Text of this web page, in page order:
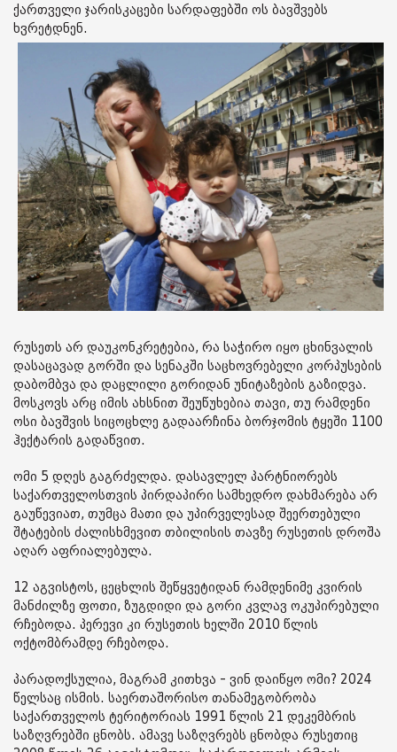
ქართველი ჯარისკაცები სარდაფებში ოს ბავშვებს
ხვრეტდნენ.
რუსეთს არ დაუკონკრეტებია, რა საჭირო იყო ცხინვალის
დასაცავად გორში და სენაკში საცხოვრებელი კორპუსების
დაბომბვა და დაცლილი გორიდან უნიტაზების გაზიდვა.
მოსკოვს არც იმის ახსნით შეუწუხებია თავი, თუ რამდენი
ოსი ბავშვის სიცოცხლე გადაარჩინა ბორჯომის ტყეში 1100
ჰექტარის გადაწვით.
ომი 5 დღეს გაგრძელდა. დასავლელ პარტნიორებს
საქართველოსთვის პირდაპირი სამხედრო დახმარება არ
გაუწევიათ, თუმცა მათი და უპირველესად შეერთებული
შტატების ძალისხმევით თბილისის თავზე რუსეთის დროშა
აღარ აფრიალებულა.
12 აგვისტოს, ცეცხლის შეწყვეტიდან რამდენიმე კვირის
მანძილზე ფოთი, ზუგდიდი და გორი კვლავ ოკუპირებული
რჩებოდა. პერევი კი რუსეთის ხელში 2010 წლის
ოქტომბრამდე რჩებოდა.
პარადოქსულია, მაგრამ კითხვა - ვინ დაიწყო ომი? 2024
წელსაც ისმის. საერთაშორისო თანამეგობრობა
საქართველოს ტერიტორიას 1991 წლის 21 დეკემბრის
საზღვრებში ცნობს. ამავე საზღვრებს ცნობდა რუსეთიც